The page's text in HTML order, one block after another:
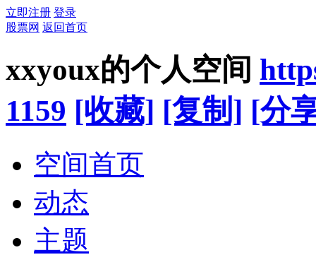
立即注册 登录
股票网 返回首页
xxyoux的个人空间
1159 [收藏] [复制] [分
空间首页
动态
主题